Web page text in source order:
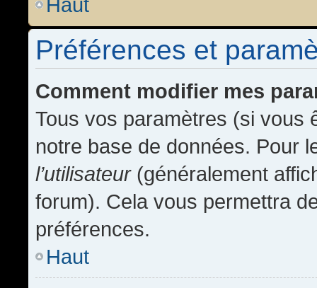
Préférences et
Comment modifier mes
Tous vos paramètres (si vous
notre base de données. Pour
l’utilisateur(généralement
forum). Cela vous permettra
préférences.
Haut